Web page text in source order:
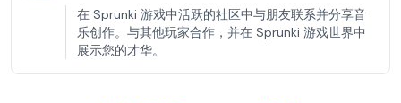
在 Sprunki 游戏中活跃的社区中与朋友联系并分享音
乐创作。与其他玩家合作，并在 Sprunki 游戏世界中
展示您的才华。